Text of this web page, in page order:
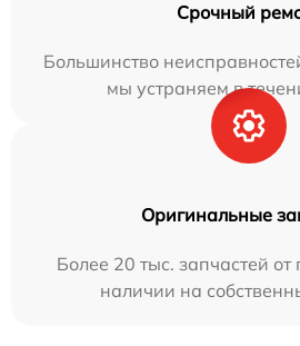
Срочный
Большинство
мы устраняем в
Оригинальные
Более 20 тыс. запчастей от
наличии на